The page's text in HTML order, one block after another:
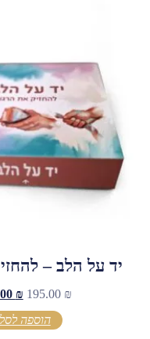
יד על הלב –
195.00 ₪
₪
הוספה לסל